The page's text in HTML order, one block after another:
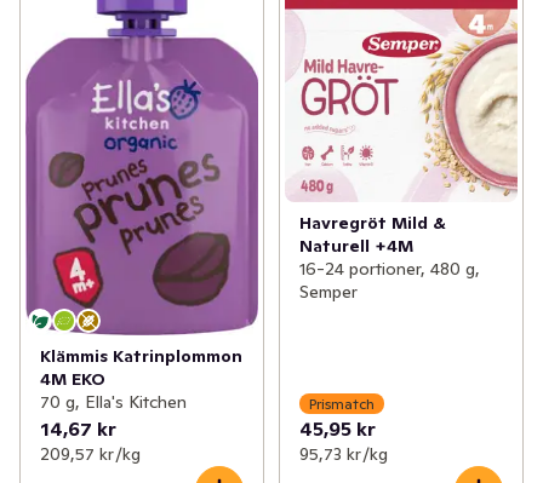
Klämmis Katrinplommon
4M EKO
70 g, Ella's Kitchen
14,67 kr
209,57 kr /kg
Havregröt Mild &
Naturell +4M
16-24 portioner, 480 g,
Semper
Prismatch
45,95 kr
95,73 kr /kg